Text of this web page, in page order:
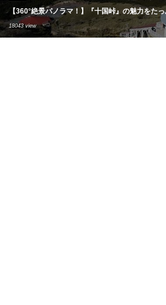
【360°絶景パノラマ！】『十国峠』の魅力をたっ
18043 view